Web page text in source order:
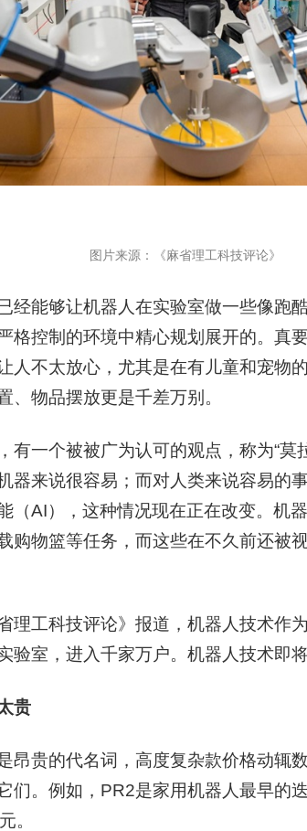
图片来源：《麻省理工科技评论》
经能够让机器人在实验室做一些像跑
格控制的环境中精心规划展开的。真
人不太放心，尤其是在有儿童和宠物
、物品摆放更是千差万别。
有一个被被广为认可的观点，称为“莫
器来说很容易；而对人类来说容易的
（AI），这种情况现在正在改变。机
购物篮等任务，而这些在不久前还被
理工科技评论》报道，机器人技术作
验室，进入千家万户。机器人技术即
贵
昂贵的代名词，高度复杂款价格动辄
们。例如，PR2是家用机器人最早的
。